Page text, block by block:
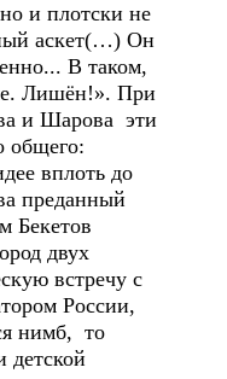
и плотски не
аскет(…) Он
В таком,
Лишён!». При
и Шарова эти
общего:
вплоть до
преданный
Бекетов
двух
встречу с
России,
нимб, то
детской